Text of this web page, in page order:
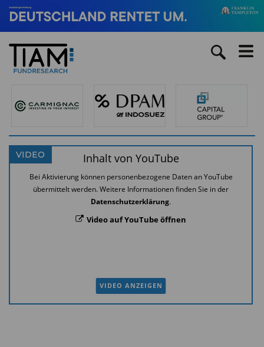
Inhalt von YouTube
Bei Aktivierung können personenbezogene Daten an YouTube
übermittelt werden. Weitere Informationen finden Sie in der
Datenschutzerklärung.
Video auf YouTube öffnen
VIDEO ANZEIGEN
VIDEO